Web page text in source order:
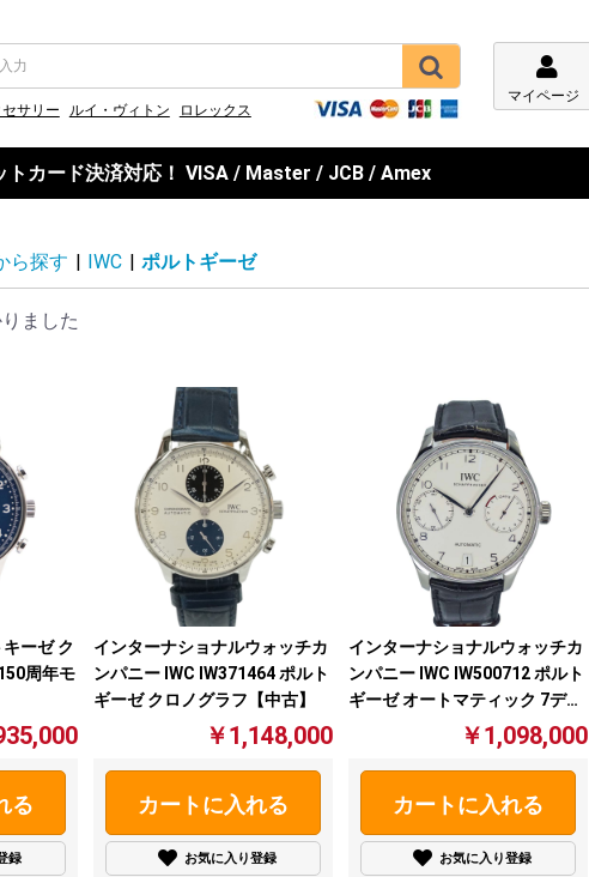
サリー ルイ・ヴィトン ロレックス
マイページ
トカード決済対応！ VISA / Master / JCB / Amex
ら探す | IWC | ポルトギーゼ
ました
ーゼ ク
周年モ
る
録
インターナショナルウォッチカ
ンパニー IWC IW371464 ポルト
ギーゼ クロノグラフ【中古】
￥1,148,000
カートに入れる
お気に入り登録
インターナショナルウォッチカ
ンパニー IWC IW500712 ポルト
ギーゼ オートマティック 7デイ
ズ シルバー【中古】￥1,098,000
カートに入れる
お気に入り登録